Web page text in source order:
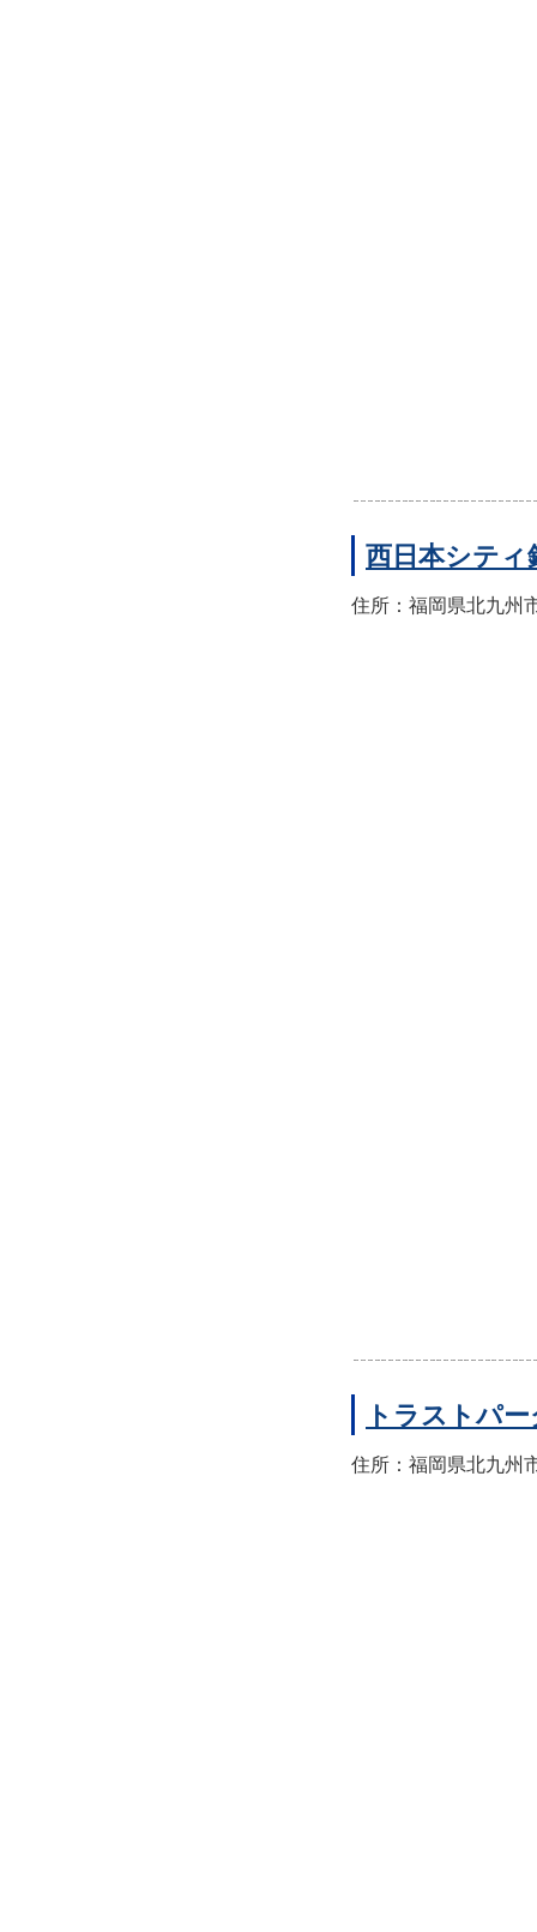
西日本シティ
住所：福岡県北九州
トラストパ
住所：福岡県北九州